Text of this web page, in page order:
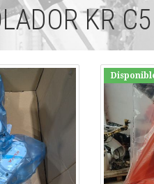
KR C5